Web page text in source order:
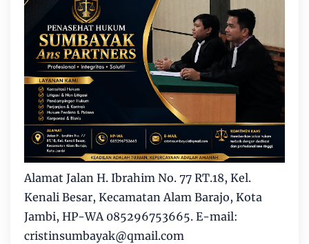
Alamat Jalan H. Ibrahim No. 77 RT.18, Kel.
Kenali Besar, Kecamatan Alam Barajo, Kota
Jambi, HP-WA 085296753665. E-mail:
cristinsumbayak@qmail.com